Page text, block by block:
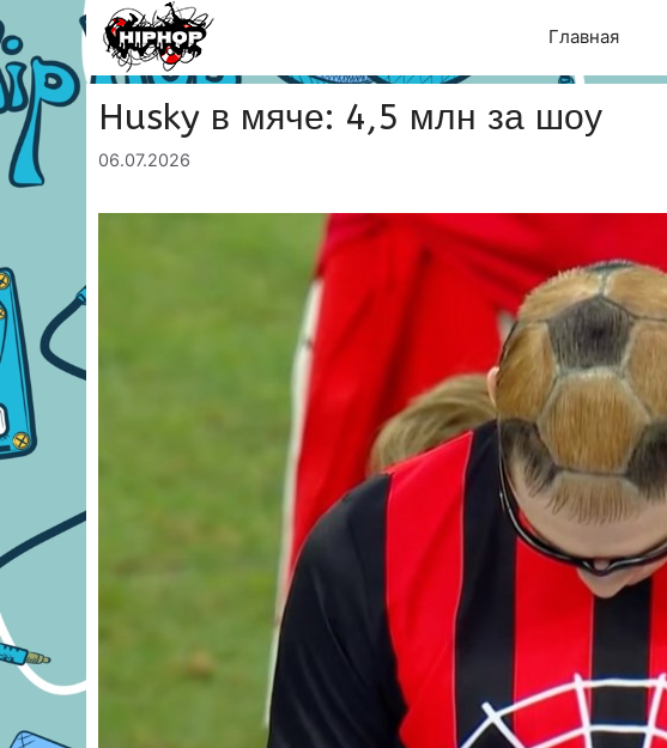
Перейти
к
содержимому
Главная
Husky в мяче: 4,5 млн за шоу
06.07.2026